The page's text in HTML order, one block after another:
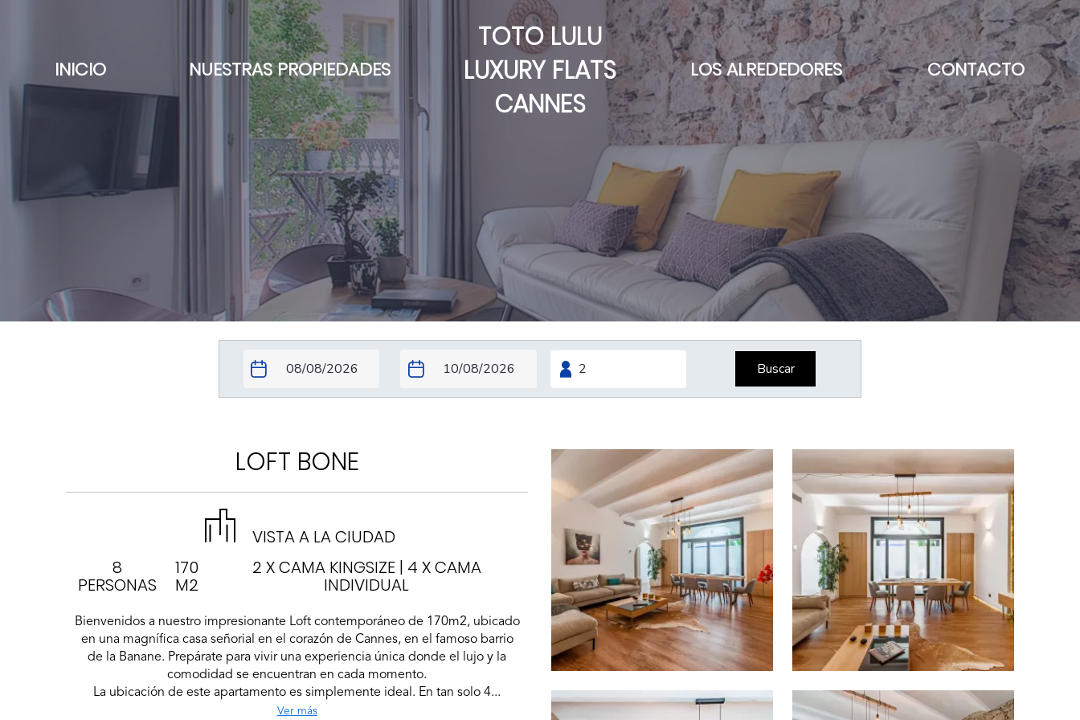
INICIO NUESTRAS PROPIEDADES
TOTO LULU
LUXURY FLATS
CANNES
LOS ALREDEDORES CONTACTO
Buscar
LOFT BONE
VISTA A LA CIUDAD
8
PERSONAS
170
M2
2 X CAMA KINGSIZE | 4 X CAMA
INDIVIDUAL
Bienvenidos a nuestro impresionante Loft contemporáneo de 170m2, ubicado
en una magnífica casa señorial en el corazón de Cannes, en el famoso barrio
de la Banane. Prepárate para vivir una experiencia única donde el lujo y la
comodidad se encuentran en cada momento.
La ubicación de este apartamento es simplemente ideal. En tan solo 4...
Ver más